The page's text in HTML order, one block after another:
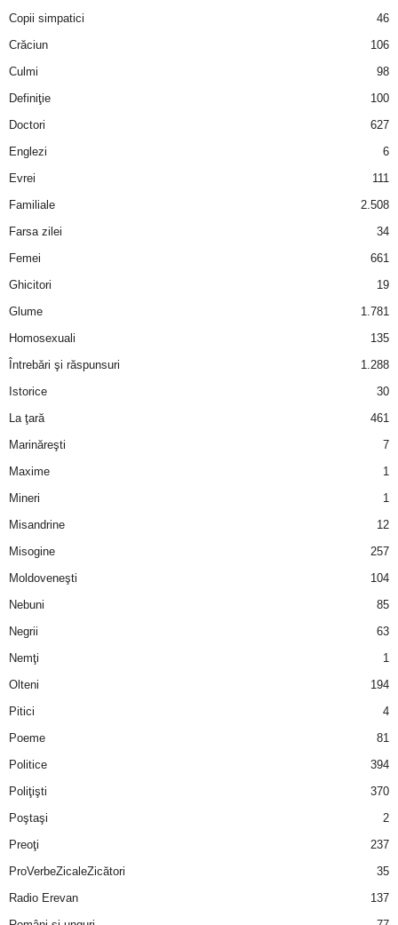
Copii simpatici
46
Crăciun
106
Culmi
98
Definiţie
100
Doctori
627
Englezi
6
Evrei
111
Familiale
2.508
Farsa zilei
34
Femei
661
Ghicitori
19
Glume
1.781
Homosexuali
135
Întrebări şi răspunsuri
1.288
Istorice
30
La ţară
461
Marinăreşti
7
Maxime
1
Mineri
1
Misandrine
12
Misogine
257
Moldoveneşti
104
Nebuni
85
Negrii
63
Nemţi
1
Olteni
194
Pitici
4
Poeme
81
Politice
394
Poliţişti
370
Poştaşi
2
Preoţi
237
ProVerbeZicaleZicători
35
Radio Erevan
137